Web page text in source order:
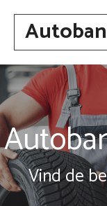
Spring
inhoud
Vind de